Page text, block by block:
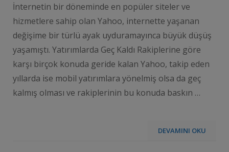
İnternetin bir döneminde en popüler siteler ve
hizmetlere sahip olan Yahoo, internette yaşanan
değişime bir türlü ayak uyduramayınca büyük düşüş
yaşamıştı. Yatırımlarda Geç Kaldı Rakiplerine göre
karşı birçok konuda geride kalan Yahoo, takip eden
yıllarda ise mobil yatırımlara yönelmiş olsa da geç
kalmış olması ve rakiplerinin bu konuda baskın …
DEVAMINI OKU